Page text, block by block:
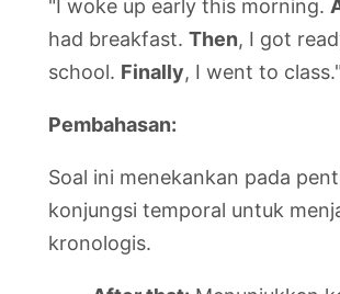
"I woke up early this morning.
had breakfast. Then, I got
school. Finally, I went to class."
Pembahasan:
Soal ini menekankan pada
konjungsi temporal untuk
kronologis.